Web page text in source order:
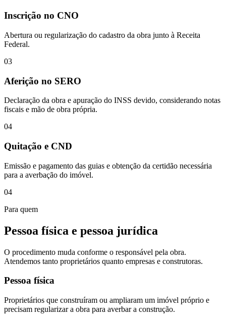
Inscrição no CNO
Abertura ou regularização do cadastro da obra junto à Receita
Federal.
03
Aferição no SERO
Declaração da obra e apuração do INSS devido, considerando notas
fiscais e mão de obra própria.
04
Quitação e CND
Emissão e pagamento das guias e obtenção da certidão necessária
para a averbação do imóvel.
04
Para quem
Pessoa física e pessoa jurídica
O procedimento muda conforme o responsável pela obra.
Atendemos tanto proprietários quanto empresas e construtoras.
Pessoa física
Proprietários que construíram ou ampliaram um imóvel próprio e
precisam regularizar a obra para averbar a construção.